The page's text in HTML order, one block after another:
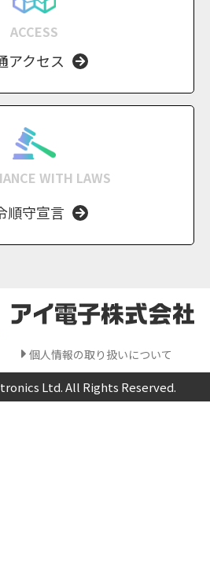
ACCESS
アクセス
WITH LAWS
順守宣言
個人情報の取り扱いについて
Ltd. All Rights Reserved.